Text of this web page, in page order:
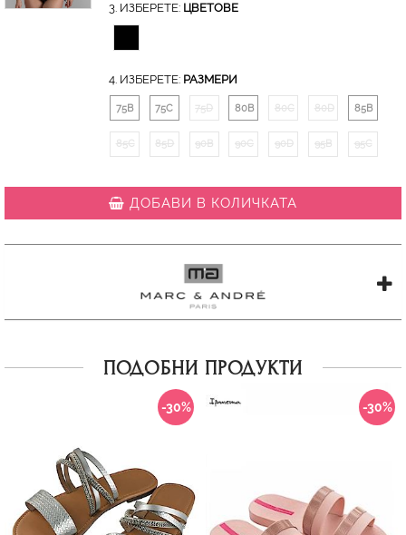
3. ИЗБЕРЕТЕ: ЦВЕТОВЕ
4. ИЗБЕРЕТЕ: РАЗМЕРИ
75B 75C 75D 80B 80C 80D 85B
85C 85D 90B 90C 90D 95B 95C
ДОБАВИ В КОЛИЧКАТА
ПОДОБНИ ПРОДУКТИ
-30% -30%